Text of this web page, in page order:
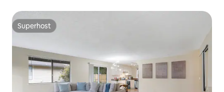
Superhost
Superhost